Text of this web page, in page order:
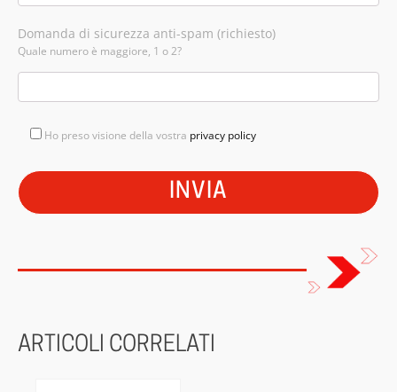
Domanda di sicurezza anti-spam (richiesto)
Quale numero è maggiore, 1 o 2?
Ho preso visione della vostra privacy policy
ARTICOLI CORRELATI